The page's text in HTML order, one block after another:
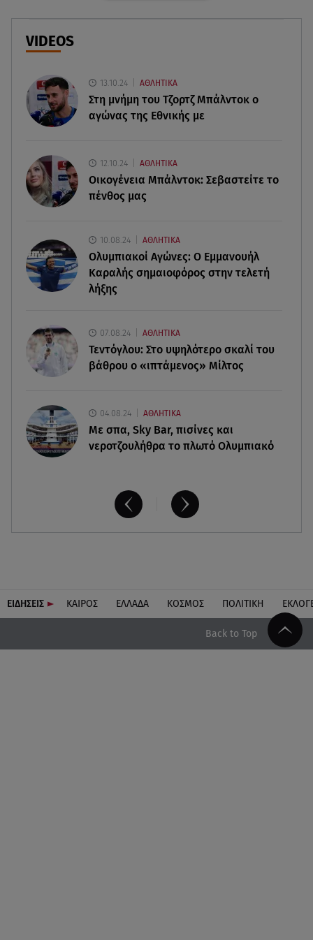
Νέες ταυτότητες: Πού πρέπει να αλλάξετε τα
Γουίλιαμ Όρμπιτ: Πέθανε στα 69 ο παραγωγός
και συνεργάτης της Μαντόνα
Απεγκλωβίστηκε ένα άτομο
08.08.26 , 10:12
Ιός του Δυτικού Νείλου: Στο «κόκκινο» η Αττική –
08.08.26 , 10:11
Λίλα Μπακλέση: Γέννησε τον γιο της η ηθοποιός -
Η πρώτη φωτογραφία
08.08.26 , 10:00
Νηστίσιμη συνταγή για να φτιάξετε χαλβά με
σοκολάτα και πορτοκάλι
VIDEOS
13.10.24 ΑΘΛΗΤΙΚΑ
Στη μνήμη του Τζορτζ Μπάλντοκ ο
αγώνας της Εθνικής με
12.10.24 ΑΘΛΗΤΙΚΑ
Οικογένεια Μπάλντοκ: Σεβαστείτε το
πένθος μας
10.08.24 ΑΘΛΗΤΙΚΑ
Ολυμπιακοί Αγώνες: Ο Εμμανουήλ
Καραλής σημαιοφόρος στην τελετή
λήξης
07.08.24 ΑΘΛΗΤΙΚΑ
Τεντόγλου: Στο υψηλότερο σκαλί του
βάθρου ο «ιπτάμενος» Μίλτος
04.08.24 ΑΘΛΗΤΙΚΑ
Με σπα, Sky Bar, πισίνες και
νεροτζουλήθρα το πλωτό Ολυμπιακό
ΕΙΔΗΣΕΙΣ ΚΑΙΡΟΣ ΕΛΛΑΔΑ ΚΟΣΜΟΣ ΠΟΛΙΤΙΚΗ
Back to Top